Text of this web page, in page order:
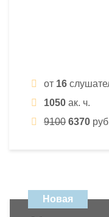
от 16
1050 ак. ч.
9100 6370
Новая